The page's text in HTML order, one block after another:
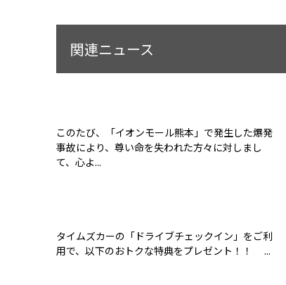
関連ニュース
このたび、「イオンモール熊本」で発生した爆発
事故により、尊い命を失われた方々に対しまし
て、心よ...
タイムズカーの「ドライブチェックイン」をご利
用で、以下のおトクな特典をプレゼント！！ ...